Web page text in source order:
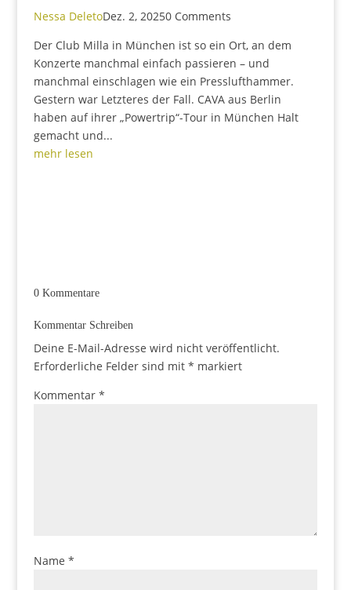
Nessa DeletoDez. 2, 20250 Comments
Der Club Milla in München ist so ein Ort, an dem
Konzerte manchmal einfach passieren – und
manchmal einschlagen wie ein Presslufthammer.
Gestern war Letzteres der Fall. CAVA aus Berlin
haben auf ihrer „Powertrip“-Tour in München Halt
gemacht und...
mehr lesen
0 Kommentare
Kommentar Schreiben
Deine E-Mail-Adresse wird nicht veröffentlicht.
Erforderliche Felder sind mit * markiert
Kommentar *
Name *